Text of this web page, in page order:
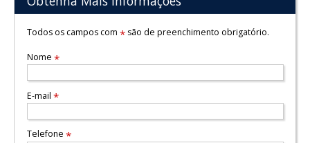
Todos os campos com *são de preenchimento obrigatório.
Nome *
E-mail *
Telefone *